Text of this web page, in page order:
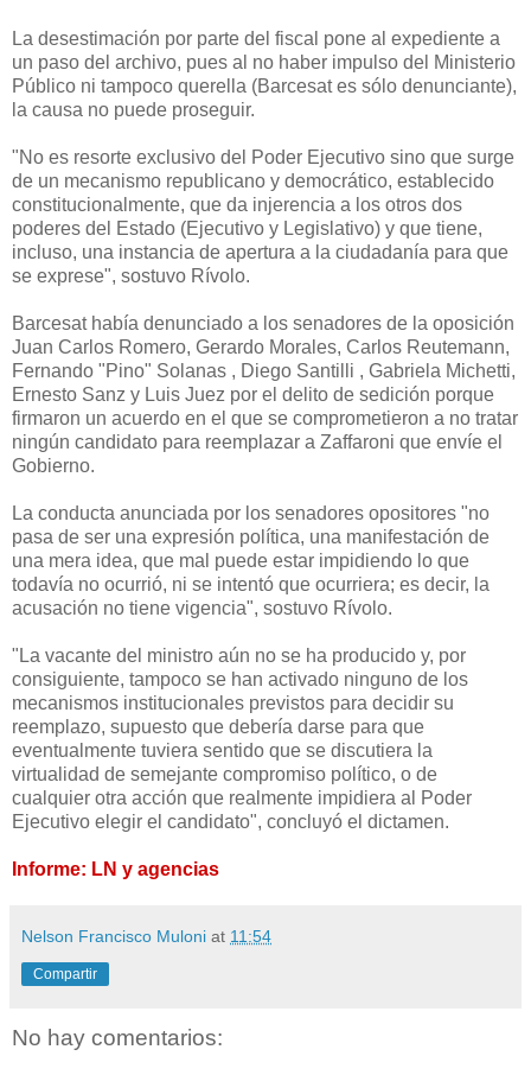
La desestimación por parte del fiscal pone al expediente a
un paso del archivo, pues al no haber impulso del Ministerio
Público ni tampoco querella (Barcesat es sólo denunciante),
la causa no puede proseguir.
"No es resorte exclusivo del Poder Ejecutivo sino que surge
de un mecanismo republicano y democrático, establecido
constitucionalmente, que da injerencia a los otros dos
poderes del Estado (Ejecutivo y Legislativo) y que tiene,
incluso, una instancia de apertura a la ciudadanía para que
se exprese", sostuvo Rívolo.
Barcesat había denunciado a los senadores de la oposición
Juan Carlos Romero, Gerardo Morales, Carlos Reutemann,
Fernando "Pino" Solanas , Diego Santilli , Gabriela Michetti,
Ernesto Sanz y Luis Juez por el delito de sedición porque
firmaron un acuerdo en el que se comprometieron a no tratar
ningún candidato para reemplazar a Zaffaroni que envíe el
Gobierno.
La conducta anunciada por los senadores opositores "no
pasa de ser una expresión política, una manifestación de
una mera idea, que mal puede estar impidiendo lo que
todavía no ocurrió, ni se intentó que ocurriera; es decir, la
acusación no tiene vigencia", sostuvo Rívolo.
"La vacante del ministro aún no se ha producido y, por
consiguiente, tampoco se han activado ninguno de los
mecanismos institucionales previstos para decidir su
reemplazo, supuesto que debería darse para que
eventualmente tuviera sentido que se discutiera la
virtualidad de semejante compromiso político, o de
cualquier otra acción que realmente impidiera al Poder
Ejecutivo elegir el candidato", concluyó el dictamen.
Informe: LN y agencias
Nelson Francisco Muloni at 11:54
Compartir
No hay comentarios: